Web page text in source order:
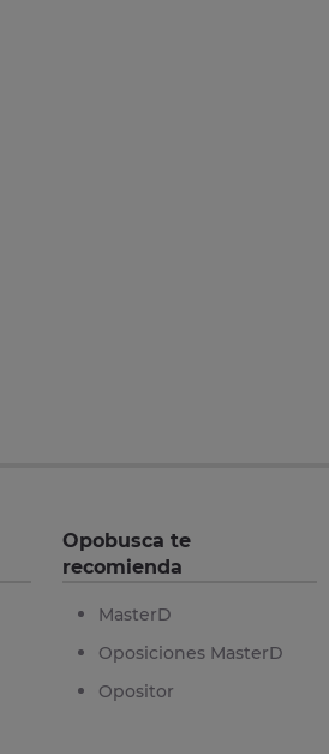
Opobusca te
recomienda
MasterD
Oposiciones MasterD
Opositor